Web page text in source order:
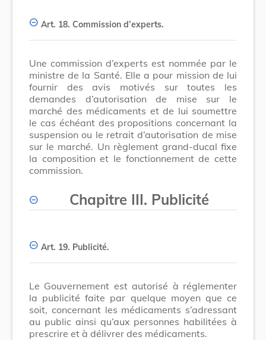
Art. 18. Commission d’experts.
Une commission d’experts est nommée par le
ministre de la Santé. Elle a pour mission de lui
fournir des avis motivés sur toutes les
demandes d’autorisation de mise sur le
marché des médicaments et de lui soumettre
le cas échéant des propositions concernant la
suspension ou le retrait d’autorisation de mise
sur le marché. Un règlement grand-ducal fixe
la composition et le fonctionnement de cette
commission.
Chapitre III. Publicité
Art. 19. Publicité.
Le Gouvernement est autorisé à réglementer
la publicité faite par quelque moyen que ce
soit, concernant les médicaments s’adressant
au public ainsi qu’aux personnes habilitées à
prescrire et à délivrer des médicaments.